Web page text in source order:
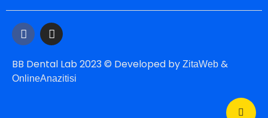
BB Dental Lab 2023 © Developed by ZitaWeb &
OnlineAnazitisi